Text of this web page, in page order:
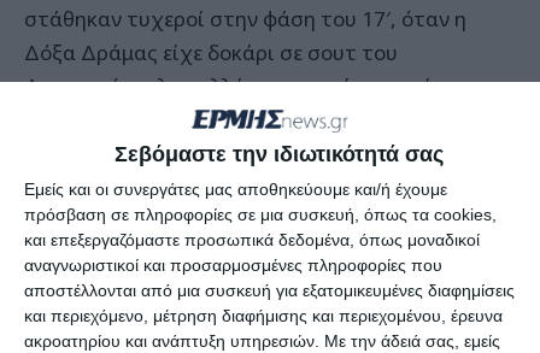
Σεβόμαστε την ιδιωτικότητά σας
Εμείς και οι συνεργάτες μας αποθηκεύουμε και/ή έχουμε
πρόσβαση σε πληροφορίες σε μια συσκευή, όπως τα cookies,
και επεξεργαζόμαστε προσωπικά δεδομένα, όπως μοναδικοί
αναγνωριστικοί και προσαρμοσμένες πληροφορίες που
αποστέλλονται από μια συσκευή για εξατομικευμένες διαφημίσεις
και περιεχόμενο, μέτρηση διαφήμισης και περιεχομένου, έρευνα
ακροατηρίου και ανάπτυξη υπηρεσιών. Με την άδειά σας, εμείς
στάθηκαν τυχεροί στην φάση του 17′, όταν η
Δόξα Δράμας είχε δοκάρι σε σουτ του
Διαμαντόπουλου αλλά στην συνέχεια κράτησαν
εύκολα το προβάδισμα, χωρίς να κινδυνεύσουν.
Το δεύτερο τέρμα των φιλοξενούμενων, ήρθε στο
50′ με δημιουργό ξανά τον Ισαάκ, ο οποίος με
εντυπωσιακή προσπάθεια, έδωσε έτοιμο γκολ
στον Ανιέτε που έγραψε το 2-0.